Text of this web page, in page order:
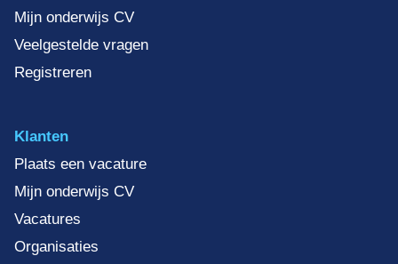
Mijn onderwijs CV
Veelgestelde vragen
Registreren
Klanten
Plaats een vacature
Mijn onderwijs CV
Vacatures
Organisaties